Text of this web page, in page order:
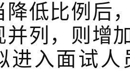
降低比例后
并列，则增
进入面试